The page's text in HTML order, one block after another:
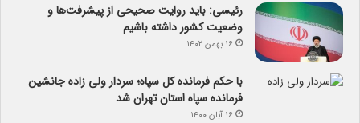
رئیسی: باید روایت صحیحی از پیشرفت‌ها و
وضعیت کشور داشته باشیم
۱۶ بهمن ۱۴۰۲
با حکم فرمانده کل سپاه؛ سردار ولی زاده جانشین
فرمانده سپاه استان تهران شد
۱۶ آبان ۱۴۰۰